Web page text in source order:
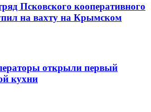
Псковского кооперативного
на вахту на Крымском
открыли первый
кухни